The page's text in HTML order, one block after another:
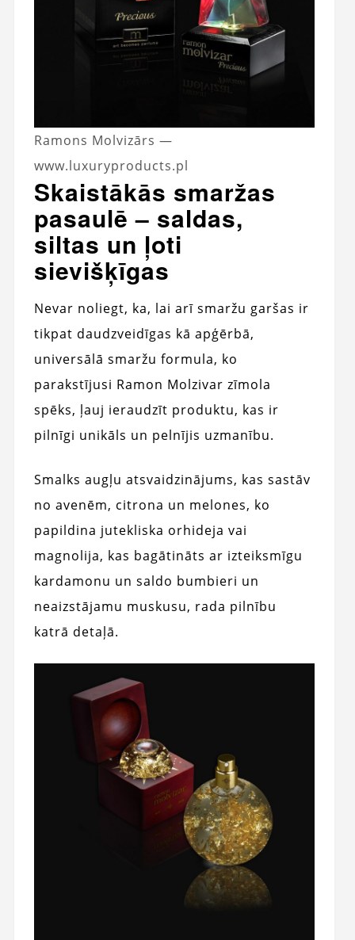
Ramons Molvizārs —
www.luxuryproducts.pl
Skaistākās smaržas
pasaulē – saldas,
siltas un ļoti
sievišķīgas
Nevar noliegt, ka, lai arī smaržu garšas ir
tikpat daudzveidīgas kā apģērbā,
universālā smaržu formula, ko
parakstījusi Ramon Molzivar zīmola
spēks, ļauj ieraudzīt produktu, kas ir
pilnīgi unikāls un pelnījis uzmanību.
Smalks augļu atsvaidzinājums, kas sastāv
no avenēm, citrona un melones, ko
papildina jutekliska orhideja vai
magnolija, kas bagātināts ar izteiksmīgu
kardamonu un saldo bumbieri un
neaizstājamu muskusu, rada pilnību
katrā detaļā.